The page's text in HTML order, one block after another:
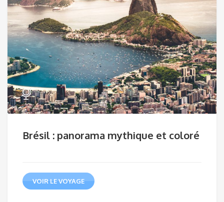
Brésil : panorama mythique et coloré
VOIR LE VOYAGE